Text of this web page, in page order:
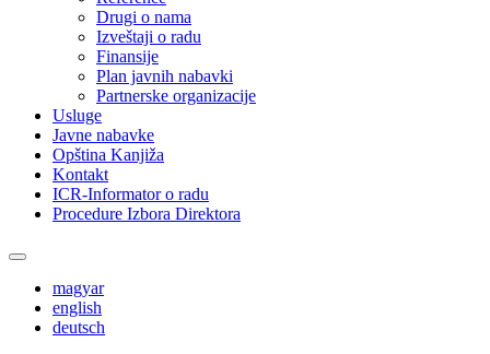
Drugi o nama
Izveštaji o radu
Finansije
Plan javnih nabavki
Partnerske organizacije
Usluge
Javne nabavke
Opština Kanjiža
Kontakt
ICR-Informator o radu
Procedure Izbora Direktora
magyar
english
deutsch